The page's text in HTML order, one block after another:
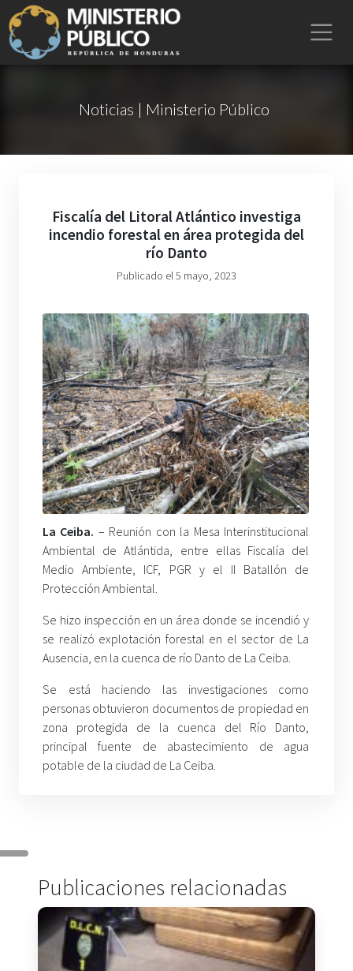
Noticias | Ministerio Público
Fiscalía del Litoral Atlántico investiga
incendio forestal en área protegida del
río Danto
Publicado el 5 mayo, 2023
La Ceiba. – Reunión con la Mesa Interinstitucional
Ambiental de Atlántida, entre ellas Fiscalía del
Medio Ambiente, ICF, PGR y el II Batallón de
Protección Ambiental.
Se hizo inspección en un área donde se incendió y
se realizó explotación forestal en el sector de La
Ausencia, en la cuenca de río Danto de La Ceiba.
Se está haciendo las investigaciones como
personas obtuvieron documentos de propiedad en
zona protegida de la cuenca del Río Danto,
principal fuente de abastecimiento de agua
potable de la ciudad de La Ceiba.
Publicaciones relacionadas